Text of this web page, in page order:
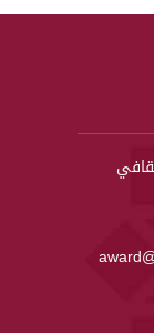
الثقافي